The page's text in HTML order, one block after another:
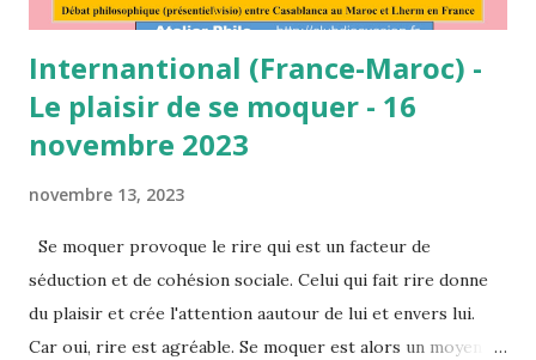
Internantional (France-Maroc) -
Le plaisir de se moquer - 16
novembre 2023
novembre 13, 2023
Se moquer provoque le rire qui est un facteur de
séduction et de cohésion sociale. Celui qui fait rire donne
du plaisir et crée l'attention aautour de lui et envers lui.
Car oui, rire est agréable. Se moquer est alors un moyen